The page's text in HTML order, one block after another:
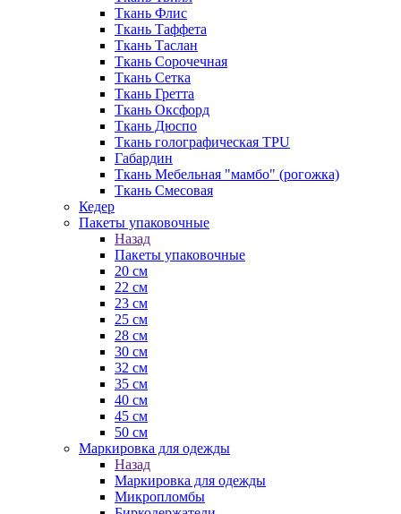
Ткань Флис
Ткань Таффета
Ткань Таслан
Ткань Сорочечная
Ткань Сетка
Ткань Гретта
Ткань Оксфорд
Ткань Дюспо
Ткань голографическая TPU
Габардин
Ткань Мебельная "мамбо" (рогожка)
Ткань Смесовая
Кедер
Пакеты упаковочные
Назад
Пакеты упаковочные
20 см
22 см
23 см
25 см
28 см
30 см
32 см
35 см
40 см
45 см
50 см
Маркировка для одежды
Назад
Маркировка для одежды
Микропломбы